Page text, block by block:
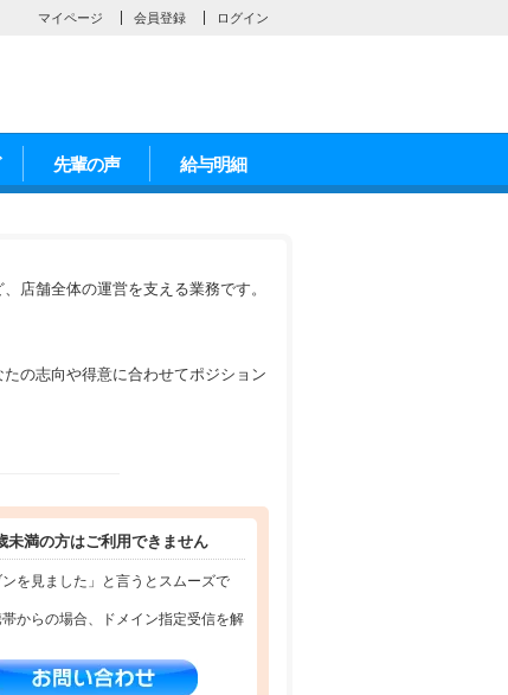
マイページ 会員登録 ログイン
先輩の声 給与明細
店舗全体の運営を支える業務です。
の志向や得意に合わせてポジション
未満の方はご利用できません
を見ました」と言うとスムーズで
からの場合、ドメイン指定受信を解